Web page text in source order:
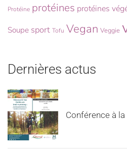
Protéine protéines protéines
Soupe sport Tofu Vegan Veggie
Dernières actus
Conférence à la